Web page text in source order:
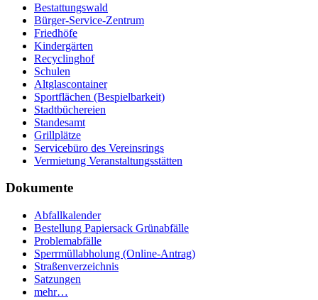
Bestattungswald
Bürger-Service-Zentrum
Friedhöfe
Kindergärten
Recyclinghof
Schulen
Altglascontainer
Sportflächen (Bespielbarkeit)
Stadtbüchereien
Standesamt
Grillplätze
Servicebüro des Vereinsrings
Vermietung Veranstaltungsstätten
Dokumente
Abfallkalender
Bestellung Papiersack Grünabfälle
Problemabfälle
Sperrmüllabholung (Online-Antrag)
Straßenverzeichnis
Satzungen
mehr…